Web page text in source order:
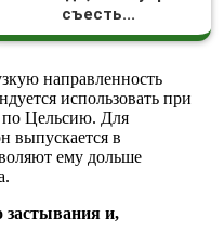
съесть...
направленность
использовать при
по Цельсию. Для
выпускается в
ему дольше
и,